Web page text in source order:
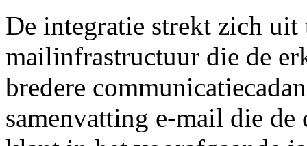
De integratie strekt zich
mailinfrastructuur die de
bredere
samenvatting e-mail die de